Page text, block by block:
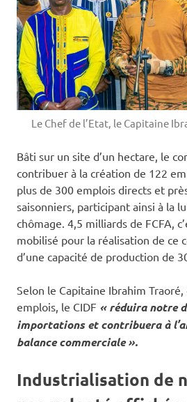
Le Chef de l’Etat, le Capitaine
Bâti sur un site d’un hectare, le
contribuer à la création de 122
plus de 300 emplois directs et
saisonniers, participant ainsi à la
chômage. 4,5 milliards de FCFA,
mobilisé pour la réalisation de ce
d’une capacité de production de
Selon le Capitaine Ibrahim
emplois, le CIDF « réduira notre
importations et contribuera à
balance commerciale ».
Industrialisation de